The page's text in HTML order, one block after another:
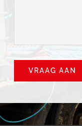
VRAAG AAN